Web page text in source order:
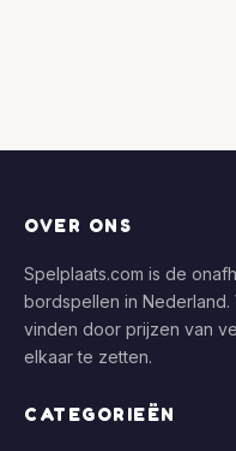
OVER ONS
Spelplaats.com is de
bordspellen in
vinden door prijzen van
elkaar te zetten.
CATEGORIEËN